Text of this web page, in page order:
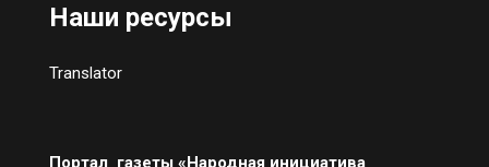
Наши ресурсы
Translator
Портал газеты «Народная инициатива